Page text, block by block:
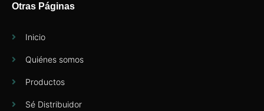
Otras Páginas
Inicio
Quiénes somos
Productos
Sé Distribuidor